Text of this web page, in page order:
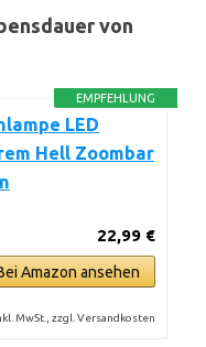
von
EMPFEHLUNG
LED
Hell Zoombar
22,99 €
Amazon ansehen
MwSt., zzgl. Versandkosten